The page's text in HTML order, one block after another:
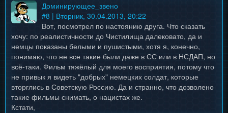
Доминирующее_звено
#8 | Вторник, 30.04.2013, 20:22
Вот, посмотрел по настоянию друга. Что сказать
хочу: по реалистичности до Чистилища далековато, да и
немцы показаны белыми и пушистыми, хотя я, конечно,
понимаю, что не все такие были даже в СС или в НСДАП, но
всё-таки. Фильм тяжёлый для моего восприятия, потому что
не привык я видеть "добрых" немецких солдат, которые
вторглись в Советскую Россию. Да и странно, что дозволено
такие фильмы снимать, о нацистах же.
Кстати,